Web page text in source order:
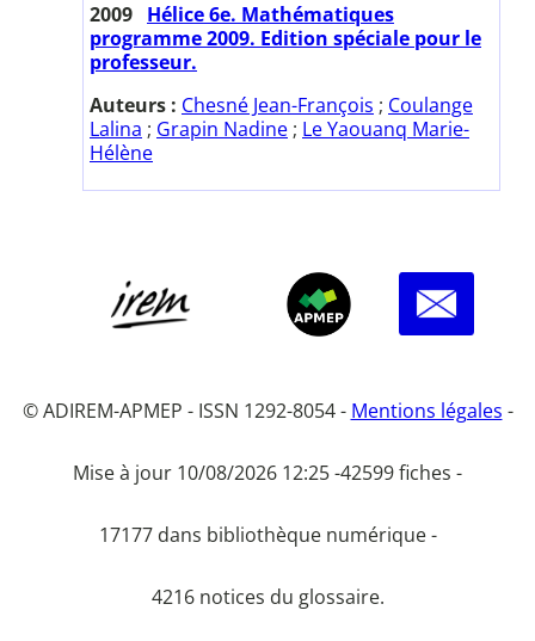
2009 Hélice 6e. Mathématiques
programme 2009. Edition spéciale pour le
professeur.
Auteurs : Chesné Jean-François ; Coulange
Lalina ; Grapin Nadine ; Le Yaouanq Marie-
Hélène
© ADIREM-APMEP - ISSN 1292-8054 - Mentions légales -
Mise à jour 10/08/2026 12:25 -42599 fiches -
17177 dans bibliothèque numérique -
4216 notices du glossaire.